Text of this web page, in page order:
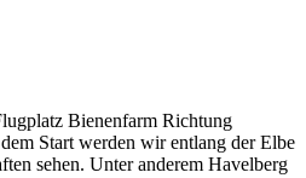
Bienenfarm Richtung
Start werden wir entlang der Elbe
sehen. Unter anderem Havelberg